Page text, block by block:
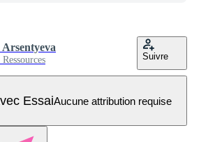
Arsentyeva
Suivre
EssaiAucune attribution requise